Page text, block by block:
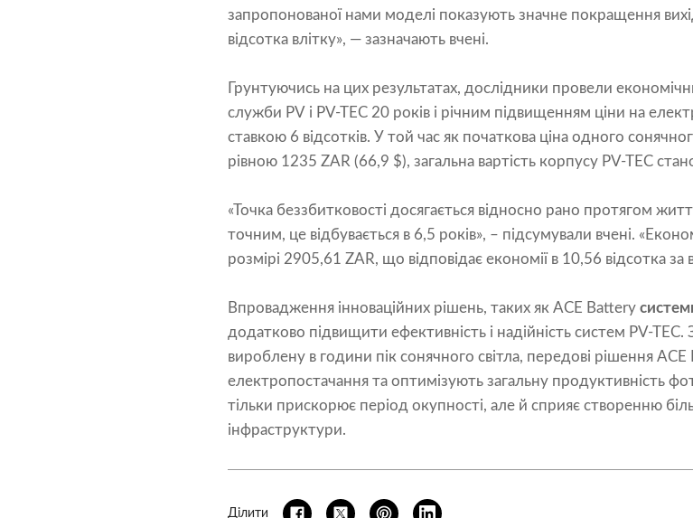
запропонованої нами моделі показують значне покращення
відсотка влітку», — зазначають вчені.
Грунтуючись на цих результатах, дослідники провели
служби PV і PV-TEC 20 років і річним підвищенням ціни на
ставкою 6 відсотків. У той час як початкова ціна одного
рівною 1235 ZAR (66,9 $), загальна вартість корпусу PV-TEC
«Точка беззбитковості досягається відносно рано протягом
точним, це відбувається в 6,5 років», – підсумували вчені.
розмірі 2905,61 ZAR, що відповідає економії в 10,56 відсотка
Впровадження інноваційних рішень, таких як ACE Battery
додатково підвищити ефективність і надійність систем PV-
вироблену в години пік сонячного світла, передові рішення
електропостачання та оптимізують загальну продуктивність
тільки прискорює період окупності, але й сприяє створенню
інфраструктури.
Ділити